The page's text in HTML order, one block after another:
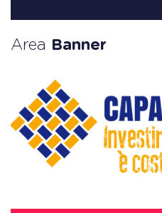
Area Banner